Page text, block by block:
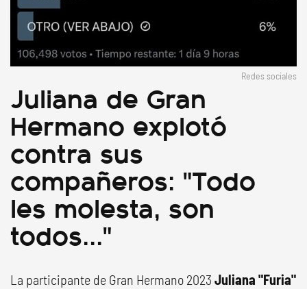
Redes sociales
Juliana de Gran
Hermano explotó
contra sus
compañeros: "Todo
les molesta, son
todos..."
La participante de Gran Hermano 2023 Juliana "Furia"